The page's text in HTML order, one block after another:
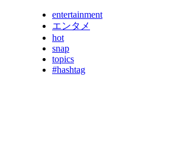
entertainment
エンタメ
hot
snap
topics
#hashtag